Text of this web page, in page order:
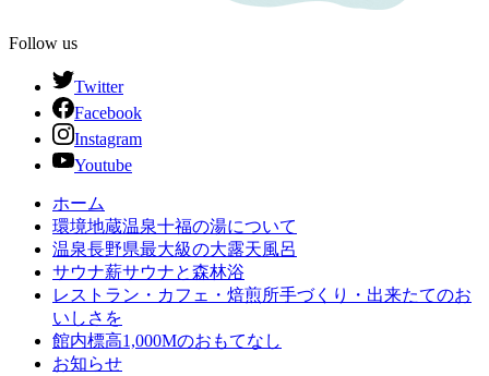
Follow us
Twitter
Facebook
Instagram
Youtube
ホーム
環境地蔵温泉十福の湯について
温泉長野県最大級の大露天風呂
サウナ薪サウナと森林浴
レストラン・カフェ・焙煎所手づくり・出来たてのお
いしさを
館内標高1,000Mのおもてなし
お知らせ